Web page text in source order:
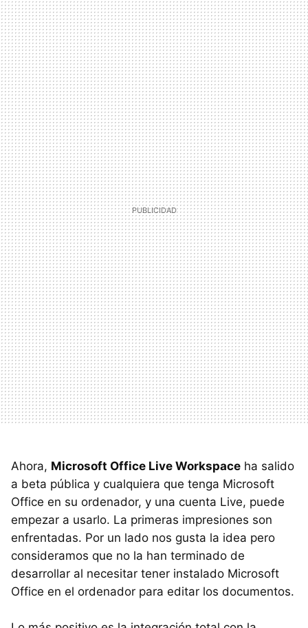
Ahora, Microsoft Office Live Workspace ha salido
a beta pública y cualquiera que tenga Microsoft
Office en su ordenador, y una cuenta Live, puede
empezar a usarlo. La primeras impresiones son
enfrentadas. Por un lado nos gusta la idea pero
consideramos que no la han terminado de
desarrollar al necesitar tener instalado Microsoft
Office en el ordenador para editar los documentos.